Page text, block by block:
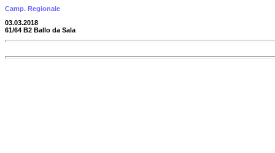
Camp. Regionale
03.03.2018
61/64 B2 Ballo da Sala